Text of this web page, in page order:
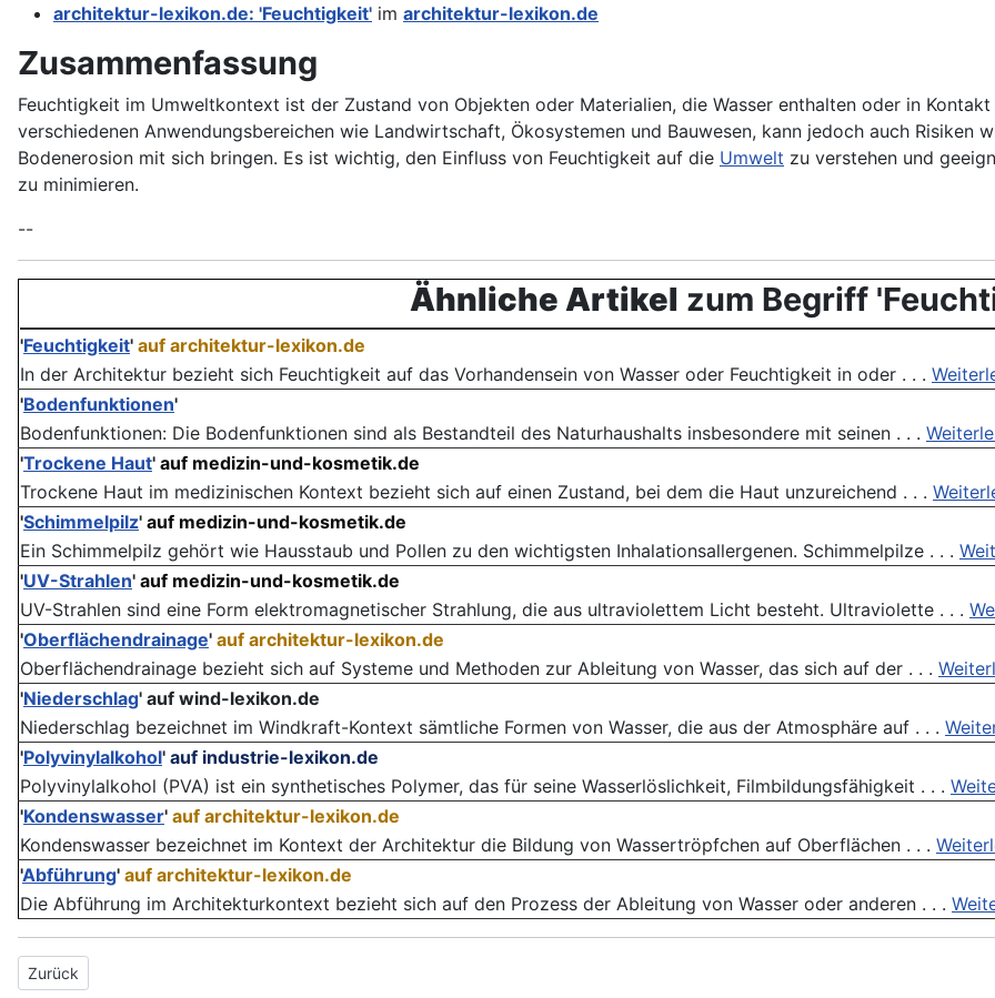
architektur-lexikon.de: 'Feuchtigkeit' im architektur-lexikon.de
Zusammenfassung
Feuchtigkeit im Umweltkontext ist der Zustand von Objekten oder Materialien, die Wasser enthalten oder in
verschiedenen Anwendungsbereichen wie Landwirtschaft, Ökosystemen und Bauwesen, kann jedoch auch Risiken
Bodenerosion mit sich bringen. Es ist wichtig, den Einfluss von Feuchtigkeit auf die Umwelt zu verstehen und
zu minimieren.
--
Ähnliche Artikel zum Begriff
'Feuchtigkeit' auf architektur-lexikon.de
In der Architektur bezieht sich Feuchtigkeit auf das Vorhandensein von Wasser oder Feuchtigkeit in oder . . .
'Bodenfunktionen'
Bodenfunktionen: Die Boden­funktionen sind als Bestandteil des Naturhaushalts insbesondere mit seinen . . .
'Trockene Haut' auf medizin-und-kosmetik.de
Trockene Haut im medizinischen Kontext bezieht sich auf einen Zustand, bei dem die Haut unzureichend . . .
'Schimmelpilz' auf medizin-und-kosmetik.de
Ein Schimmelpilz gehört wie Hausstaub und Pollen zu den wichtigsten Inhalationsallergenen. Schimmelpilze . . .
'UV-Strahlen' auf medizin-und-kosmetik.de
UV-Strahlen sind eine Form elektromagnetischer Strahlung, die aus ultraviolettem Licht besteht. Ultraviolette . . .
'Oberflächendrainage' auf architektur-lexikon.de
Oberflächendrainage bezieht sich auf Systeme und Methoden zur Ableitung von Wasser, das sich auf der . . .
'Niederschlag' auf wind-lexikon.de
Niederschlag bezeichnet im Windkraft-Kontext sämtliche Formen von Wasser, die aus der Atmosphäre auf . . .
'Polyvinylalkohol' auf industrie-lexikon.de
Polyvinylalkohol (PVA) ist ein synthetisches Polymer, das für seine Wasserlöslichkeit, Filmbildungsfähigkeit . . .
'Kondenswasser' auf architektur-lexikon.de
Kondenswasser bezeichnet im Kontext der Architektur die Bildung von Wassertröpfchen auf Oberflächen . . .
'Abführung' auf architektur-lexikon.de
Die Abführung im Architekturkontext bezieht sich auf den Prozess der Ableitung von Wasser oder anderen . . .
Vorheriger Beitrag: Fettsäuremethylester
Zurück